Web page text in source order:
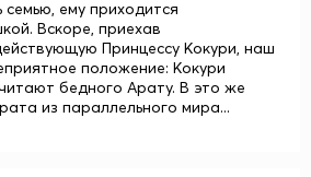
ему приходится
Вскоре, приехав
Принцессу Кокури, наш
положение: Кокури
бедного Арату. В это же
из параллельного мира...